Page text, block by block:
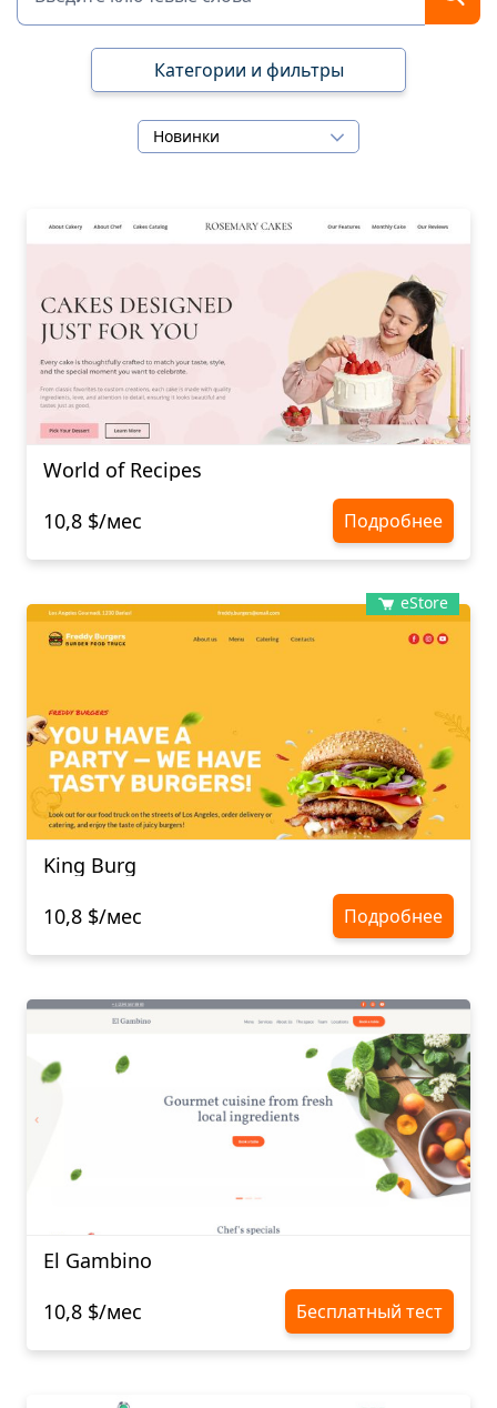
Категории и фильтры
Новинки
World of Recipes
10,8 $/мес
Подробнее
eStore
King Burg
10,8 $/мес
Подробнее
El Gambino
10,8 $/мес
Бесплатный тест